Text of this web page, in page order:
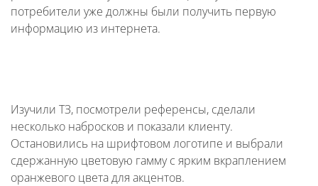
потребители уже должны были получить первую
информацию из интернета.
Изучили ТЗ, посмотрели референсы, сделали
несколько набросков и показали клиенту.
Остановились на шрифтовом логотипе и выбрали
сдержанную цветовую гамму с ярким вкраплением
оранжевого цвета для акцентов.